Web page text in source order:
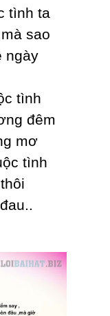
tình ta
sao
ngàу
tình
đêm
mơ
tình